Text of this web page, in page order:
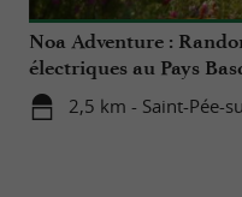
Noa Adventure :
électriques au Pays
2,5 km - Saint-Pée-